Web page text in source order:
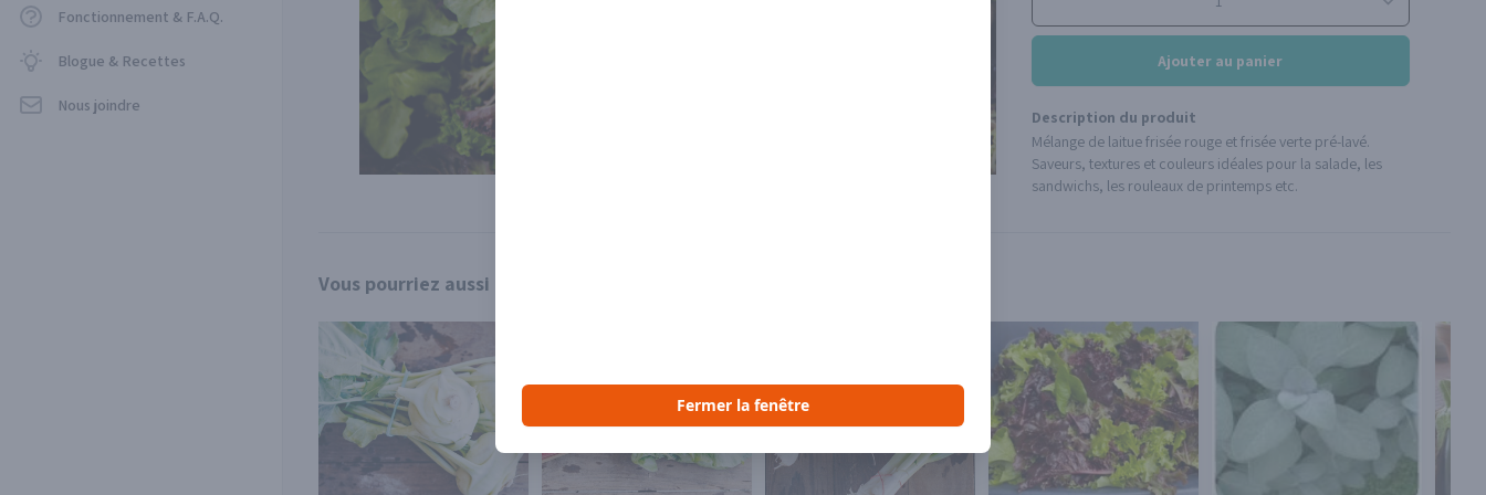
Fonctionnement & F.A.Q.
Blogue & Recettes
Nous joindre
Ajouter au panier
Description du produit
Mélange de laitue frisée rouge et frisée verte pré-lavé.
Saveurs, textures et couleurs idéales pour la salade, les
sandwichs, les rouleaux de printemps etc.
Vous pourriez aussi aimer
Fermer la fenêtre